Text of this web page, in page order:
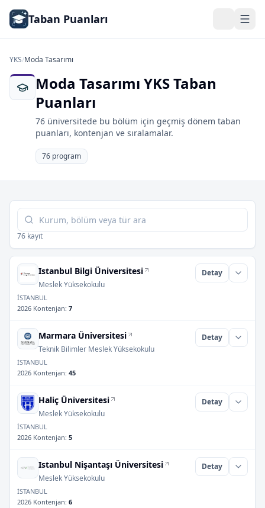
Taban Puanları
YKS/Moda Tasarımı
Moda Tasarımı YKS Taban
Puanları
76 üniversitede bu bölüm için geçmiş dönem taban
puanları, kontenjan ve sıralamalar.
76 program
Tabloda ara
76 kayıt
Istanbul Bilgi Üniversitesi
Meslek Yüksekokulu
Detay
İSTANBUL
2026 Kontenjan: 7
Marmara Üniversitesi
Teknik Bilimler Meslek Yüksekokulu
Detay
İSTANBUL
2026 Kontenjan: 45
Haliç Üniversitesi
Meslek Yüksekokulu
Detay
İSTANBUL
2026 Kontenjan: 5
Istanbul Nişantaşı Üniversitesi
Meslek Yüksekokulu
Detay
İSTANBUL
2026 Kontenjan: 6